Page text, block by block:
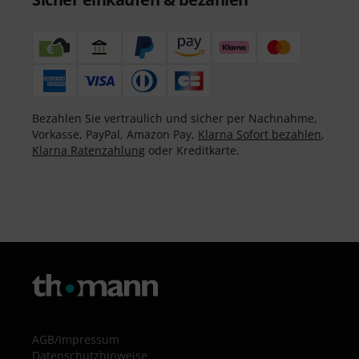
Bezahlen Sie vertraulich und sicher per Nachnahme,
Vorkasse, PayPal, Amazon Pay, Klarna Sofort bezahlen,
Klarna Ratenzahlung oder Kreditkarte.
AGB/Impressum
Datenschutzhinweise